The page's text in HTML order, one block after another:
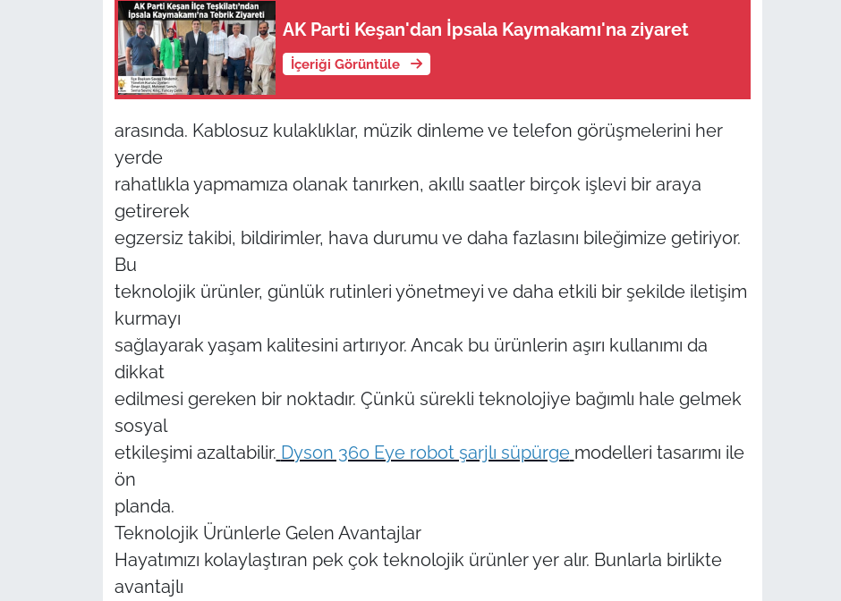
AK Parti Keşan'dan İpsala Kaymakamı'na ziyaret
İçeriği Görüntüle
arasında. Kablosuz kulaklıklar, müzik dinleme ve telefon görüşmelerini her
yerde
rahatlıkla yapmamıza olanak tanırken, akıllı saatler birçok işlevi bir araya
getirerek
egzersiz takibi, bildirimler, hava durumu ve daha fazlasını bileğimize getiriyor.
Bu
teknolojik ürünler, günlük rutinleri yönetmeyi ve daha etkili bir şekilde iletişim
kurmayı
sağlayarak yaşam kalitesini artırıyor. Ancak bu ürünlerin aşırı kullanımı da
dikkat
edilmesi gereken bir noktadır. Çünkü sürekli teknolojiye bağımlı hale gelmek
sosyal
etkileşimi azaltabilir. Dyson 360 Eye robot şarjlı süpürge modelleri tasarımı ile
ön
planda.
Teknolojik Ürünlerle Gelen Avantajlar
Hayatımızı kolaylaştıran pek çok teknolojik ürünler yer alır. Bunlarla birlikte
avantajlı